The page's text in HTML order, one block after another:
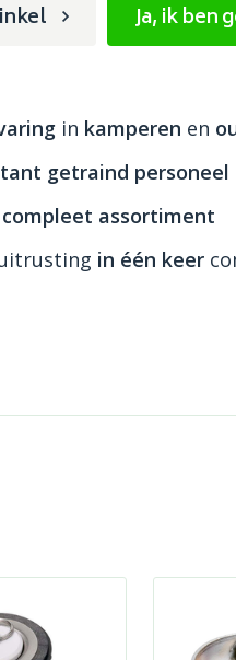
Ja, ik ben
in kamperen en
getraind personeel
compleet assortiment
in één keer